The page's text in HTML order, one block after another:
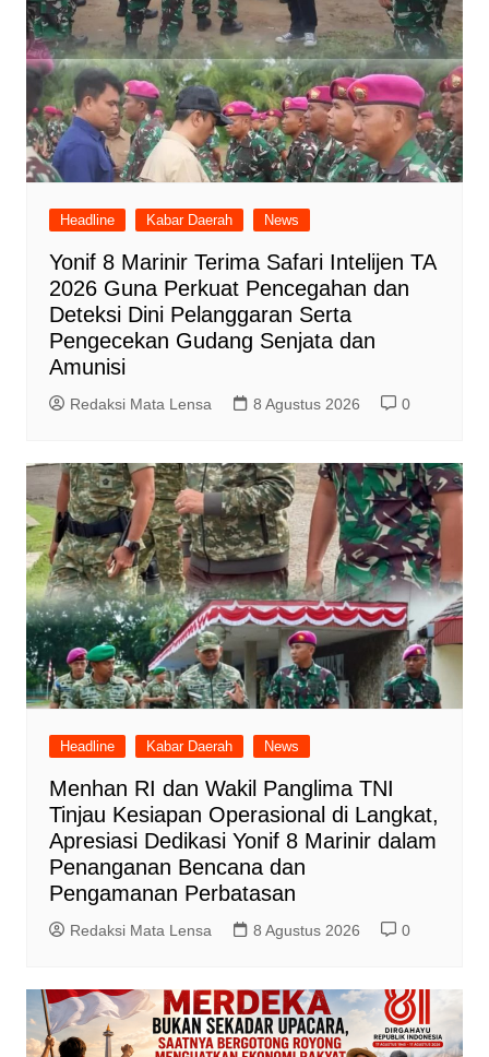
Headline Kabar Daerah News
Yonif 8 Marinir Terima Safari Intelijen TA
2026 Guna Perkuat Pencegahan dan
Deteksi Dini Pelanggaran Serta
Pengecekan Gudang Senjata dan
Amunisi
Redaksi Mata Lensa 8 Agustus 2026 0
Headline Kabar Daerah News
Menhan RI dan Wakil Panglima TNI
Tinjau Kesiapan Operasional di Langkat,
Apresiasi Dedikasi Yonif 8 Marinir dalam
Penanganan Bencana dan
Pengamanan Perbatasan
Redaksi Mata Lensa 8 Agustus 2026 0